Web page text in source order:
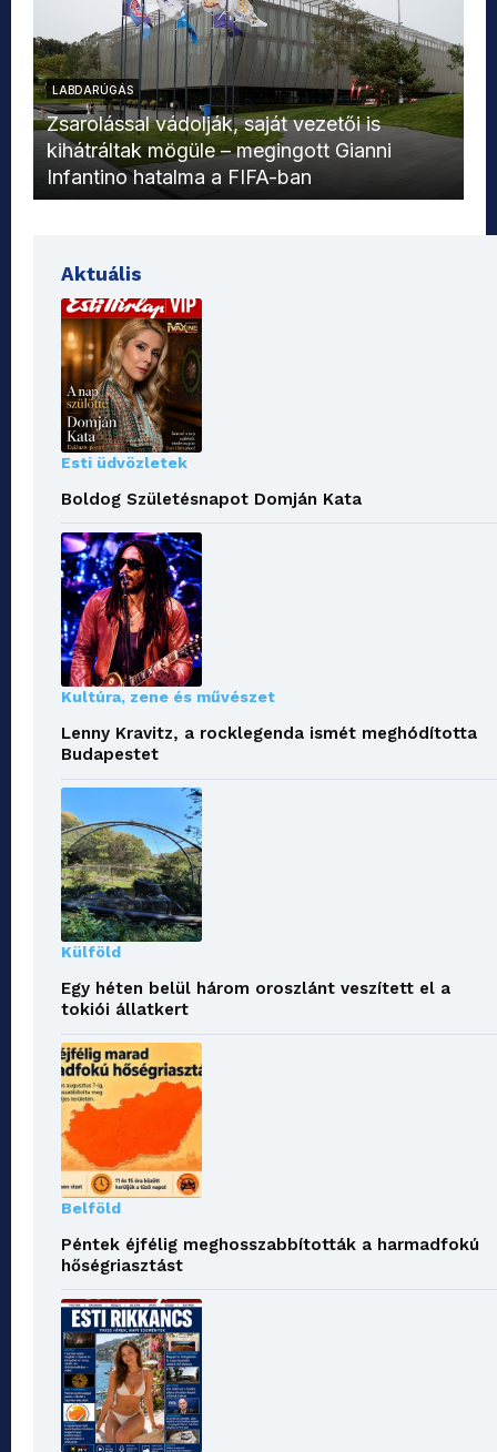
LABDARÚGÁS
Zsarolással vádolják, saját vezetői is
kihátráltak mögüle – megingott Gianni
Infantino hatalma a FIFA-ban
Aktuális
Esti üdvözletek
Boldog Születésnapot Domján Kata
Kultúra, zene és művészet
Lenny Kravitz, a rocklegenda ismét meghódította
Budapestet
Külföld
Egy héten belül három oroszlánt veszített el a
tokiói állatkert
Belföld
Péntek éjfélig meghosszabbították a harmadfokú
hőségriasztást